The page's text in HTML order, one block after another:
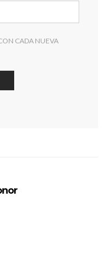
CADA NUEVA